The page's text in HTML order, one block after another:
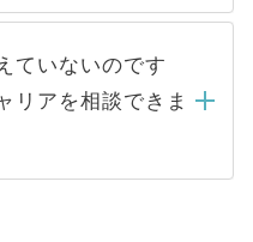
、応募が殺到する場
条件に合った人材の
頼するケースが増え
りません。内定先へ
アパートナーが行い
ことはありませんの
当サイトからの登録
者様の個人情報は、
プおよび転職活動の
します。お預かりし
ータはご本人の許可
ていないのです
リアを相談できま